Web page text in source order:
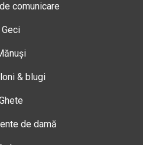
comunicare
Geci
& blugi
de damă